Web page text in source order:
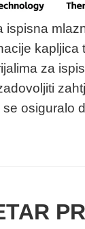
ispisna
kapljica
za
osiguralo